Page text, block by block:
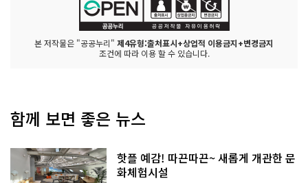
본 저작물은 "공공누리" 제4유형:출처표시+상업적 이용금지+변경금지
조건에 따라 이용 할 수 있습니다.
함께 보면 좋은 뉴스
핫플 예감! 따끈따끈~ 새롭게 개관한 문
화체험시설